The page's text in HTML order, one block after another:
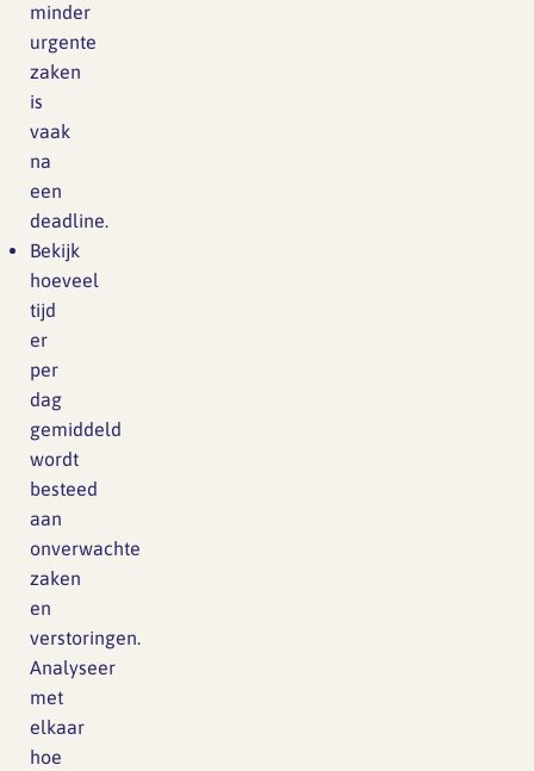
minder
urgente
zaken
is
vaak
na
een
deadline.
Bekijk
hoeveel
tijd
er
per
dag
gemiddeld
wordt
besteed
aan
onverwachte
zaken
en
verstoringen.
Analyseer
met
elkaar
hoe